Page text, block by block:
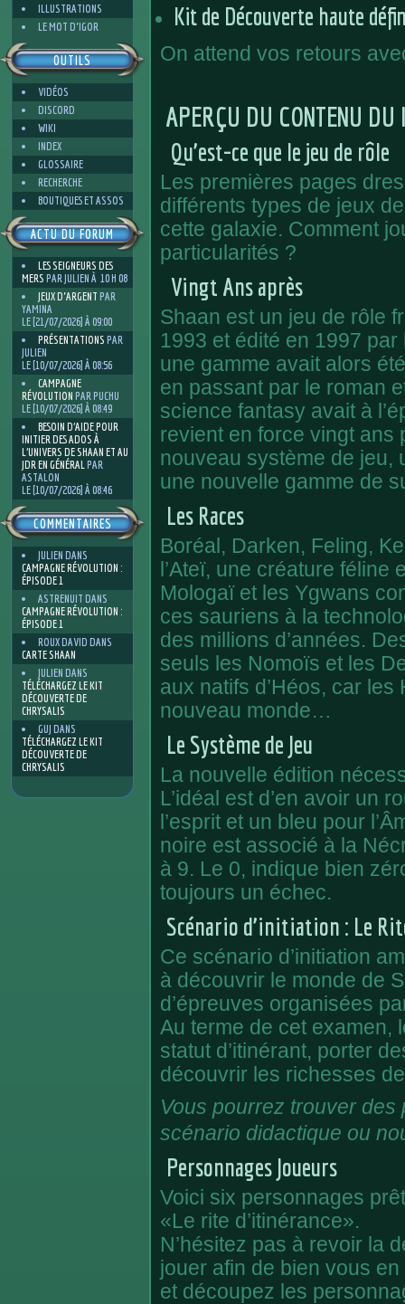
ILLUSTRATIONS
LE MOT D'IGOR
OUTILS
VIDÉOS
DISCORD
WIKI
INDEX
GLOSSAIRE
RECHERCHE
BOUTIQUES ET ASSOS
ACTU DU FORUM
LES SEIGNEURS DES
MERS PAR JULIEN À 10 H 08
JEUX D'ARGENT PAR
YAMINA
LE [21/07/2026] À 09:00
PRÉSENTATIONS PAR
JULIEN
LE [10/07/2026] À 08:56
CAMPAGNE
RÉVOLUTION PAR PUCHU
LE [10/07/2026] À 08:49
BESOIN D’AIDE POUR
INITIER DES ADOS À
L’UNIVERS DE SHAAN ET AU
JDR EN GÉNÉRALPAR
ASTALON
LE [10/07/2026] À 08:46
COMMENTAIRES
JULIEN DANS
CAMPAGNE RÉVOLUTION :
ÉPISODE 1
ASTRENUIT DANS
CAMPAGNE RÉVOLUTION :
ÉPISODE 1
ROUX DAVID DANS
CARTE SHAAN
JULIEN DANS
TÉLÉCHARGEZ LE KIT
DÉCOUVERTE DE
CHRYSALIS
GUJ DANS
TÉLÉCHARGEZ LE KIT
DÉCOUVERTE DE
CHRYSALIS
Kit de Découverte haute
On attend vos retours
APERÇU DU CONTENU
Qu’est-ce que le jeu de rôle
Les premières pages
différents types de jeux
cette galaxie. Comment
particularités ?
Vingt Ans après
Shaan est un jeu de rôle
1993 et édité en 1997
une gamme avait alors
en passant par le roman
science fantasy avait à
revient en force vingt ans
nouveau système de jeu,
une nouvelle gamme de
Les Races
Boréal, Darken, Feling,
l’Ateï, une créature
Mologaï et les Ygwans
ces sauriens à la
des millions d’années.
seuls les Nomoïs et les
aux natifs d’Héos, car
nouveau monde…
Le Système de Jeu
La nouvelle édition
L’idéal est d’en avoir un
l’esprit et un bleu pour
noire est associé à la
à 9. Le 0, indique bien
toujours un échec.
Scénario d’initiation : Le
Ce scénario d’initiation
à découvrir le monde de
d’épreuves organisées
Au terme de cet examen,
statut d’itinérant, porter
découvrir les richesses
Vous pourrez trouver
scénario didactique ou
Personnages Joueurs
Voici six personnages
«Le rite d’itinérance».
N’hésitez pas à revoir la
jouer afin de bien vous
et découpez les